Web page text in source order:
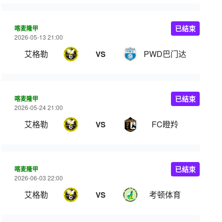
喀麦隆甲
2026-05-13 21:00
艾格勒 VS PWD巴门达
已结束
喀麦隆甲
2026-05-24 21:00
艾格勒 VS FC瞪羚
已结束
喀麦隆甲
2026-06-03 22:00
艾格勒 VS 考顿体育
已结束